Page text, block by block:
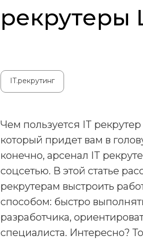
рекрутеры
IT.рекрутинг
Чем пользуется IT
который придет вам в
конечно, арсенал IT
соцсетью. В этой статье
рекрутерам выстроить
способом: быстро
разработчика,
специалиста. Интересно?